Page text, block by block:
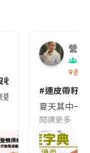
😱出發前切記檢查
遊的民眾，近期要
營養
香港
#連皮帶籽
夏天其中一
閱讀更多